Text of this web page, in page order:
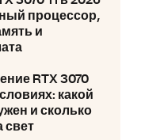
процессор,
и
RTX 3070
какой
и сколько
свет